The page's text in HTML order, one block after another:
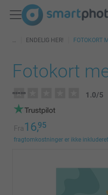
ENDELIG HER! FOTOKORT
Fotokort
1.0/5
Fra16,95
fragtomkostninger er ikke inkluderet